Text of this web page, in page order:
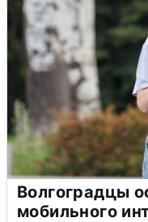
Волгоградцы
мобильного